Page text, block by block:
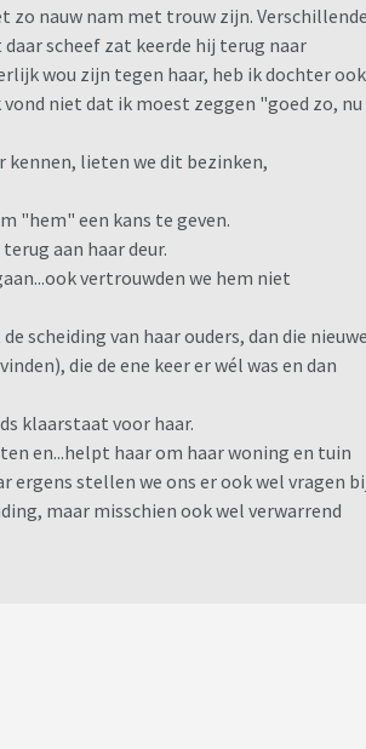
nauw nam met trouw zijn. Verschillende
scheef zat keerde hij terug naar
wou zijn tegen haar, heb ik dochter ook
niet dat ik moest zeggen "goed zo, nu
kennen, lieten we dit bezinken,
"hem" een kans te geven.
aan haar deur.
vertrouwden we hem niet
scheiding van haar ouders, dan die nieuwe
die de ene keer er wél was en dan
klaarstaat voor haar.
en...helpt haar om haar woning en tuin
ergens stellen we ons er ook wel vragen
maar misschien ook wel verwarrend